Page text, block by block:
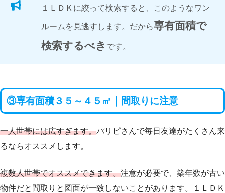
１ＬＤＫに絞って検索すると、このようなワン
ルームを見逃すします。だから専有面積で
検索するべき です。
③専有面積３５～４５㎡｜間取りに注意
一人世帯には広すぎます。パリピさんで毎日友達がたくさん来
るならオススメします。
複数人世帯でオススメできます。注意が必要で、築年数が古い
物件だと間取りと図面が一致しないことがあります。１ＬＤＫ